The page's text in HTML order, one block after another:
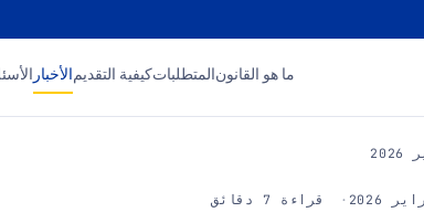
ما هو القانونالمتطلباتكيفية التقديمالأخبار
قراءة 7 دقائق